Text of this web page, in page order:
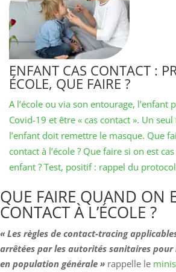
ENFANT CAS CONTACT :
ÉCOLE, QUE FAIRE ?
A l’école ou via son entourage, l’enfant
Covid-19 et être « cas contact ». Un
l’enfant doit remettre le masque. Que
contact à l’école ? Que faire si on est
enfant ? Test, positif : rappel du
QUE FAIRE QUAND ON
CONTACT À L’ÉCOLE ?
« Les règles de contact-tracing
arrêtées par les autorités sanitaires
en population générale » rappelle le